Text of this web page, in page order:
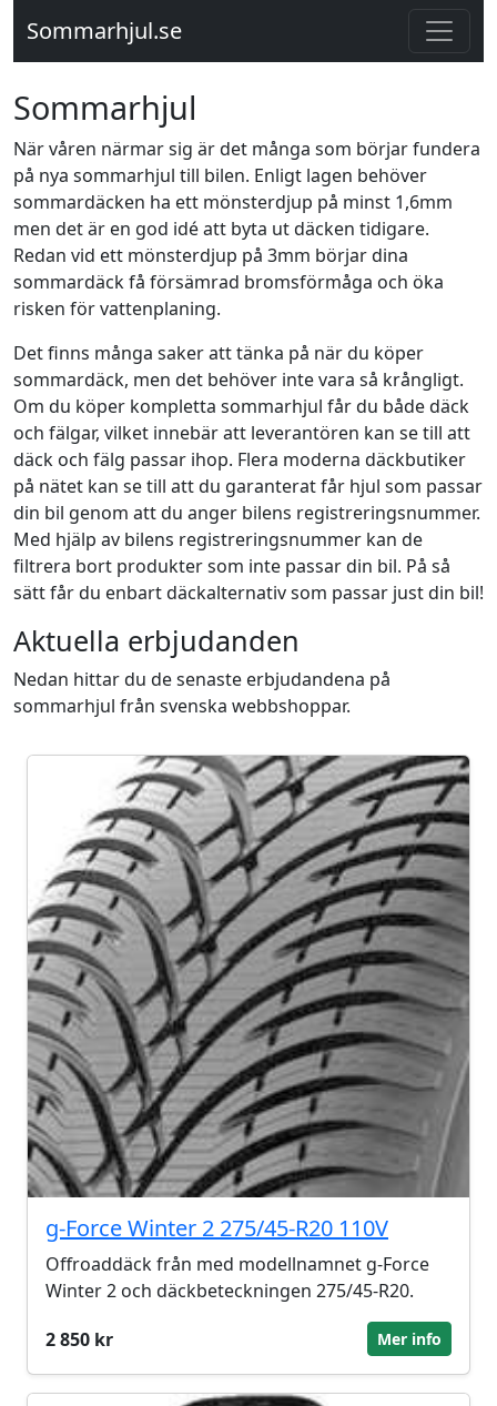
Sommarhjul.se
Sommarhjul
När våren närmar sig är det många som börjar fundera
på nya sommarhjul till bilen. Enligt lagen behöver
sommardäcken ha ett mönsterdjup på minst 1,6mm
men det är en god idé att byta ut däcken tidigare.
Redan vid ett mönsterdjup på 3mm börjar dina
sommardäck få försämrad bromsförmåga och öka
risken för vattenplaning.
Det finns många saker att tänka på när du köper
sommardäck, men det behöver inte vara så krångligt.
Om du köper kompletta sommarhjul får du både däck
och fälgar, vilket innebär att leverantören kan se till att
däck och fälg passar ihop. Flera moderna däckbutiker
på nätet kan se till att du garanterat får hjul som passar
din bil genom att du anger bilens registreringsnummer.
Med hjälp av bilens registreringsnummer kan de
filtrera bort produkter som inte passar din bil. På så
sätt får du enbart däckalternativ som passar just din bil!
Aktuella erbjudanden
Nedan hittar du de senaste erbjudandena på
sommarhjul från svenska webbshoppar.
g-Force Winter 2 275/45-R20 110V
Offroaddäck från med modellnamnet g-Force
Winter 2 och däckbeteckningen 275/45-R20.
2 850 kr
Mer info